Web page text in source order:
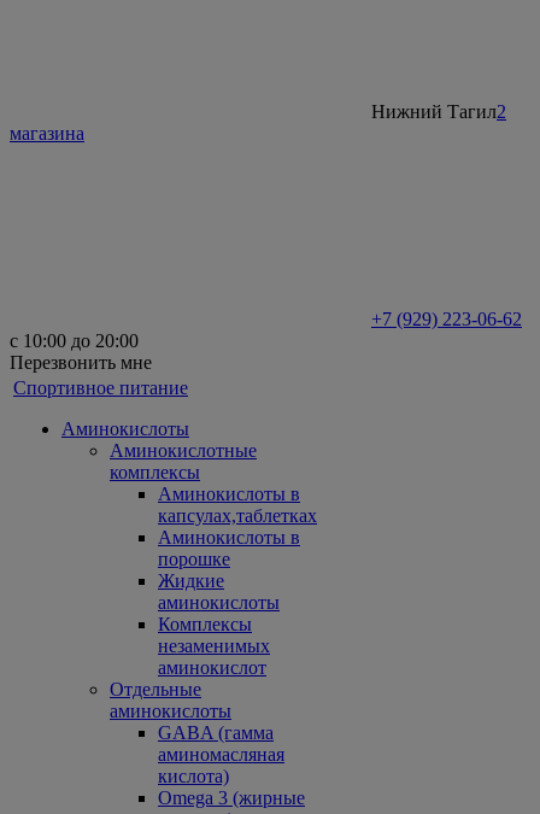
Нижний Тагил2
магазина
+7 (929) 223-06-62
с 10:00 до 20:00
Перезвонить мне
Спортивное питание
Аминокислоты
Аминокислотные
комплексы
Аминокислоты в
капсулах,таблетках
Аминокислоты в
порошке
Жидкие
аминокислоты
Комплексы
незаменимых
аминокислот
Отдельные
аминокислоты
GABA (гамма
аминомасляная
кислота)
Omega 3 (жирные